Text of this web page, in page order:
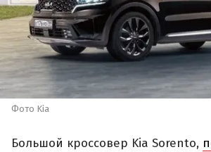
Фото Kia
Большой кроссовер Kia Sorento,